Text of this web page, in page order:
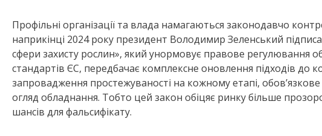
Профільні організації та влада намагаються законодавчо
наприкінці 2024 року президент Володимир Зеленський
сфери захисту рослин», який унормовує правове регулювання
стандартів ЄС, передбачає комплексне оновлення підходів до
запровадження простежуваності на кожному етапі,
огляд обладнання. Тобто цей закон обіцяє ринку більше
шансів для фальсифікату.